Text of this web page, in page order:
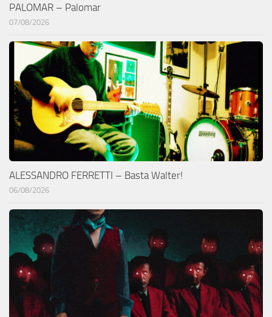
PALOMAR – Palomar
07/08/2026
ALESSANDRO FERRETTI – Basta Walter!
06/08/2026